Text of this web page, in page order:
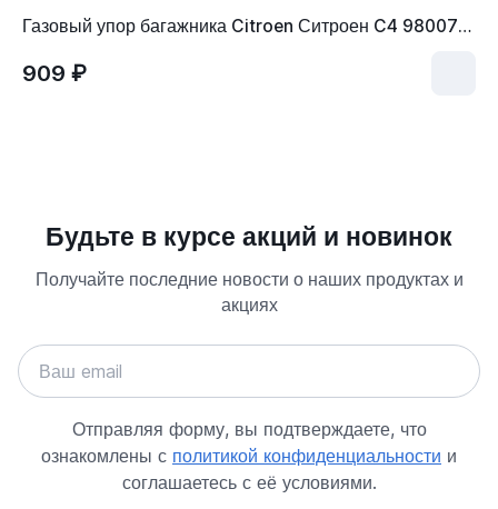
Газовый упор багажника Citroen Ситроен C4 9800717780
909 ₽
Будьте в курсе акций и новинок
Получайте последние новости о наших продуктах и
акциях
Отправляя форму, вы подтверждаете, что
ознакомлены с политикой конфиденциальности и
соглашаетесь с её условиями.